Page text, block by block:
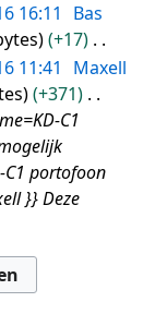
16:11
Bas
+17
11:41
Maxell
+371
C1
C1 portofoon
}} Deze